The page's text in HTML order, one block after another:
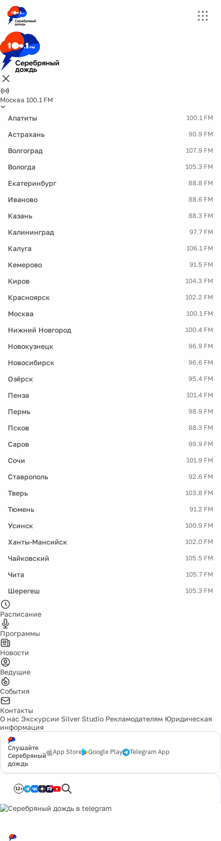
Москва 100.1 FM
Апатиты 100.1 FM
Астрахань 90.9 FM
Волгоград 107.9 FM
Вологда 105.3 FM
Екатеринбург 88.8 FM
Иваново 88.6 FM
Казань 88.3 FM
Калининград 97.7 FM
Калуга 106.1 FM
Кемерово 91.5 FM
Киров 104.3 FM
Красноярск 102.2 FM
Москва 100.1 FM
Нижний Новгород 100.4 FM
Новокузнецк 96.9 FM
Новосибирск 96.6 FM
Озёрск 95.4 FM
Пенза 101.4 FM
Пермь 98.9 FM
Псков 88.3 FM
Саров 99.9 FM
Сочи 101.9 FM
Ставрополь 92.6 FM
Тверь 103.8 FM
Тюмень 91.2 FM
Усинск 100.9 FM
Ханты-Мансийск 102.0 FM
Чайковский 105.5 FM
Чита 105.7 FM
Шерегеш 105.3 FM
Расписание
Программы
Новости
Ведущие
События
Контакты
О нас Экскурсии Silver Studio Рекламодателям Юридическая
информация
Слушайте
Серебряный
дождь
App Store Google Play Telegram App
12+